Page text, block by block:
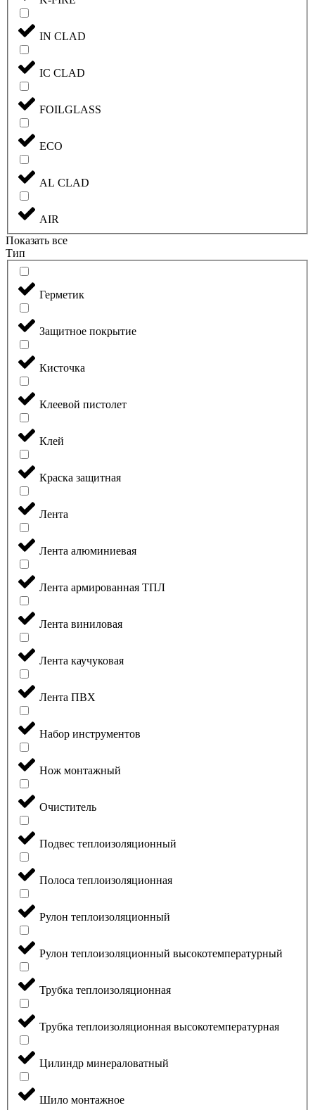
IN CLAD
IC CLAD
FOILGLASS
ECO
AL CLAD
AIR
Показать все
Тип
Герметик
Защитное покрытие
Кисточка
Клеевой пистолет
Клей
Краска защитная
Лента
Лента алюминиевая
Лента армированная ТПЛ
Лента виниловая
Лента каучуковая
Лента ПВХ
Набор инструментов
Нож монтажный
Очиститель
Подвес теплоизоляционный
Полоса теплоизоляционная
Рулон теплоизоляционный
Рулон теплоизоляционный высокотемпературный
Трубка теплоизоляционная
Трубка теплоизоляционная высокотемпературная
Цилиндр минераловатный
Шило монтажное